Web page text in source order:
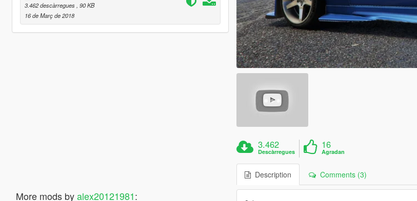
3.462 descàrregues , 90 KB
16 de Març de 2018
More mods byalex20121981:
3.462
Descàrregues
16
Agradan
Description Comments (3)